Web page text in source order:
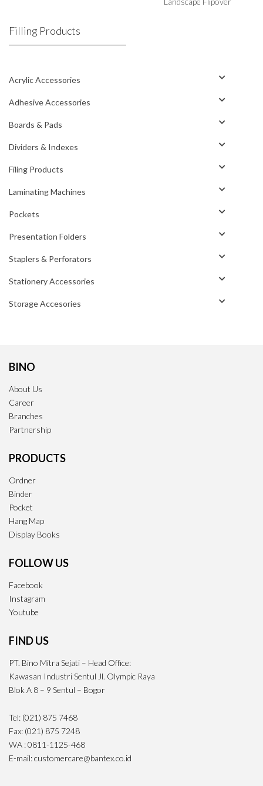
Filling Products
Acrylic Accessories
Adhesive Accessories
Boards & Pads
Dividers & Indexes
Filing Products
Laminating Machines
Pockets
Presentation Folders
Staplers & Perforators
Stationery Accessories
Storage Accesories
BINO
About Us
Career
Branches
Partnership
PRODUCTS
Ordner
Binder
Pocket
Hang Map
Display Books
FOLLOW US
Facebook
Instagram
Youtube
FIND US
PT. Bino Mitra Sejati – Head Office:
Kawasan Industri Sentul Jl. Olympic Raya
Blok A 8 – 9 Sentul – Bogor
Tel: (021) 875 7468
Fax: (021) 875 7248
WA : 0811-1125-468
E-mail: customercare@bantex.co.id